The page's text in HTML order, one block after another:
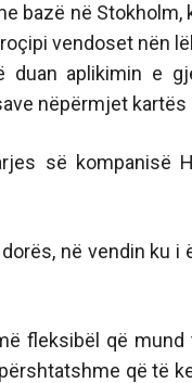
bazë në
vendoset nën
duan aplikimin e
nëpërmjet
së kompanisë
në vendin
fleksibël që
që të